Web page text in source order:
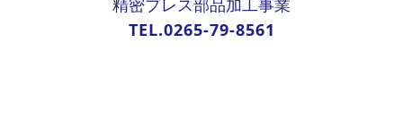
精密プレス部品加工事業
TEL.0265-79-8561